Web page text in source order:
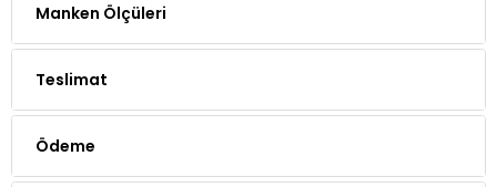
Manken Ölçüleri
Teslimat
Ödeme